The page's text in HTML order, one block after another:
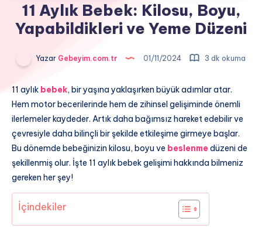
11 Aylık Bebek: Kilosu, Boyu,
Yapabildikleri ve Yeme Düzeni
Yazar Gebeyim.com.tr 01/11/2024 3 dk okuma
11 aylık bebek, bir yaşına yaklaşırken büyük adımlar atar.
Hem motor becerilerinde hem de zihinsel gelişiminde önemli
ilerlemeler kaydeder. Artık daha bağımsız hareket edebilir ve
çevresiyle daha bilinçli bir şekilde etkileşime girmeye başlar.
Bu dönemde bebeğinizin kilosu, boyu ve beslenme düzeni de
şekillenmiş olur. İşte 11 aylık bebek gelişimi hakkında bilmeniz
gereken her şey!
İçindekiler